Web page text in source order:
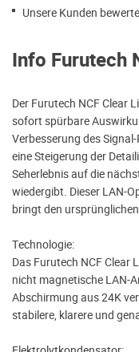
Unsere Kunden
Info Furutech
Der Furutech NCF Clear
sofort spürbare
Verbesserung des
eine Steigerung der
Seherlebnis auf die
wiedergibt. Dieser LAN-
bringt den
Technologie:
Das Furutech NCF Clear
nicht magnetische LAN-
Abschirmung aus 24K
stabilere, klarere und